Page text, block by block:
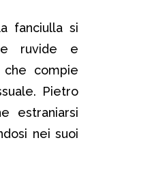
fanciulla si
ruvide e
compie
Pietro
estraniarsi
nei suoi